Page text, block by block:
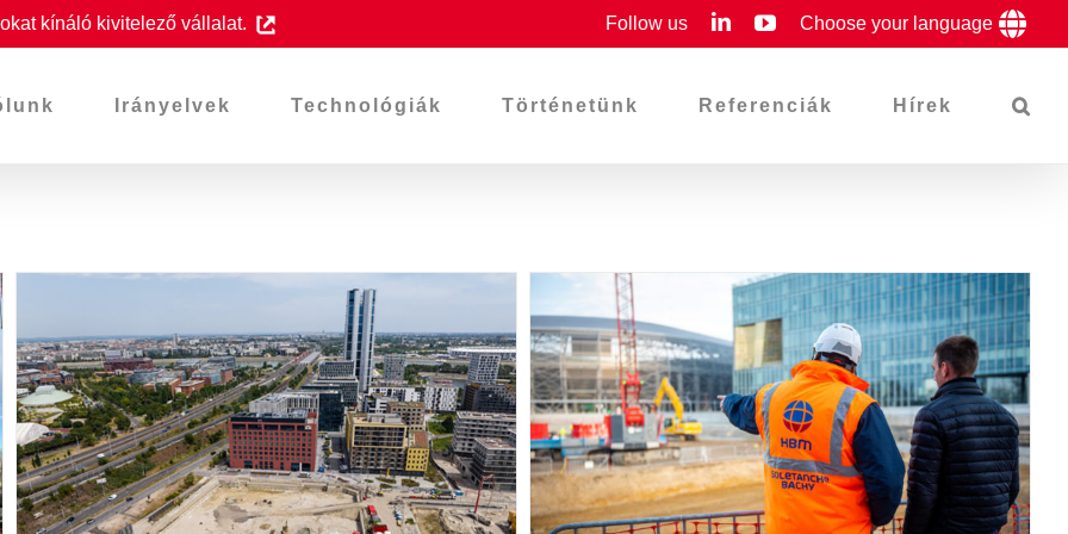
kínáló kivitelező vállalat. Follow us LinkedInYouTube
Choose your language
Irányelvek Technológiák Történetünk Referenciák Hírek
Fenntarthatósági
mintaprojekt a
mélyépítésben a BudaPart új
Másfél hónappal az ütemterv
előtt halad a Liberty irodaház
építkezése